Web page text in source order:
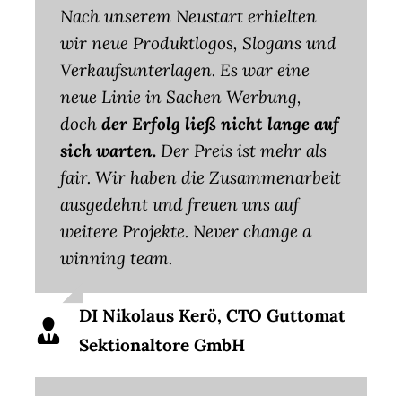
Nach unserem Neustart erhielten
wir neue Produktlogos, Slogans und
Verkaufsunterlagen. Es war eine
neue Linie in Sachen Werbung,
dochder Erfolg ließ nicht lange auf
sich warten. Der Preis ist mehr als
fair. Wir haben die Zusammenarbeit
ausgedehnt und freuen uns auf
weitere Projekte. Never change a
winning team.
DI Nikolaus Kerö, CTO Guttomat
Sektionaltore GmbH